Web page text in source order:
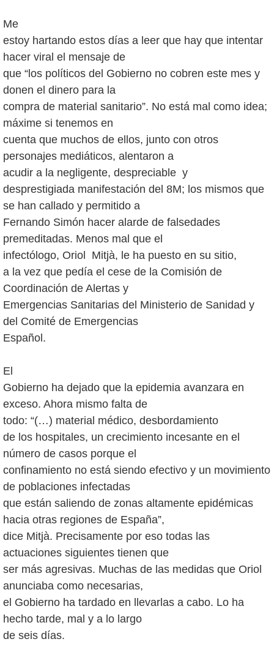
Me
estoy hartando estos días a leer que hay que intentar
hacer viral el mensaje de
que “los políticos del Gobierno no cobren este mes y
donen el dinero para la
compra de material sanitario”. No está mal como idea;
máxime si tenemos en
cuenta que muchos de ellos, junto con otros
personajes mediáticos, alentaron a
acudir a la negligente, despreciable y
desprestigiada manifestación del 8M; los mismos que
se han callado y permitido a
Fernando Simón hacer alarde de falsedades
premeditadas. Menos mal que el
infectólogo, Oriol Mitjà, le ha puesto en su sitio,
a la vez que pedía el cese de la Comisión de
Coordinación de Alertas y
Emergencias Sanitarias del Ministerio de Sanidad y
del Comité de Emergencias
Español.
El
Gobierno ha dejado que la epidemia avanzara en
exceso. Ahora mismo falta de
todo: “(…) material médico, desbordamiento
de los hospitales, un crecimiento incesante en el
número de casos porque el
confinamiento no está siendo efectivo y un movimiento
de poblaciones infectadas
que están saliendo de zonas altamente epidémicas
hacia otras regiones de España”,
dice Mitjà. Precisamente por eso todas las
actuaciones siguientes tienen que
ser más agresivas. Muchas de las medidas que Oriol
anunciaba como necesarias,
el Gobierno ha tardado en llevarlas a cabo. Lo ha
hecho tarde, mal y a lo largo
de seis días.